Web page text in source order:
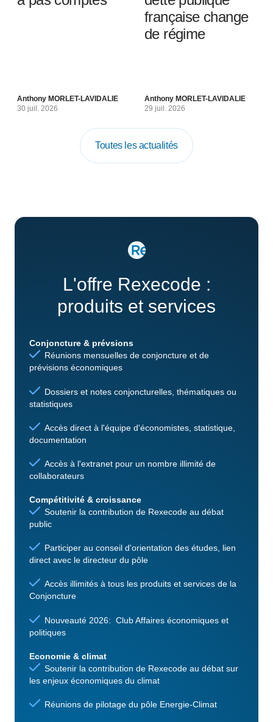
Anthony MORLET-LAVIDALIE
30 juil. 2026
française change
de régime
Anthony MORLET-LAVIDALIE
29 juil. 2026
Toutes les actualités
L'offre Rexecode :
produits et services
Conjoncture & prévsions
Réunions mensuelles de conjoncture et de
prévisions économiques
Dossiers et notes conjoncturelles, thématiques ou
statistiques
Accès direct à l'équipe d'économistes, statistique,
documentation
Accès à l'extranet pour un nombre illimité de
collaborateurs
Compétitivité & croissance
Soutenir la contribution de Rexecode au débat
public
Participer au conseil d'orientation des études, lien
direct avec le directeur du pôle
Accès illimités à tous les produits et services de la
Conjoncture
Nouveauté 2026: Club Affaires économiques et
politiques
Economie & climat
Soutenir la contribution de Rexecode au débat sur
les enjeux économiques du climat
Réunions de pilotage du pôle Energie-Climat